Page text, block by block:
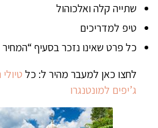
שתייה קלה ואלכוהול
טיפ למדריכים
כל פרט שאינו נזכר בסעיף “המחיר
לחצו כאן למעבר מהיר ל: כל
ג’יפים למונטנגרו